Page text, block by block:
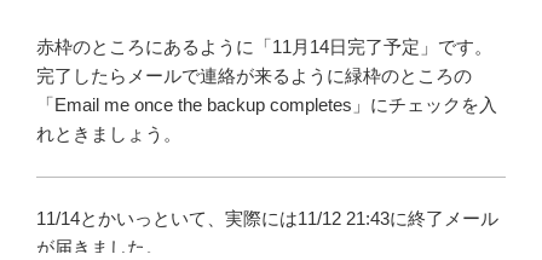
赤枠のところにあるように「11月14日完了予定」です。
完了したらメールで連絡が来るように緑枠のところの
「Email me once the backup completes」にチェックを入
れときましょう。
11/14とかいっといて、実際には11/12 21:43に終了メール
が届きました。